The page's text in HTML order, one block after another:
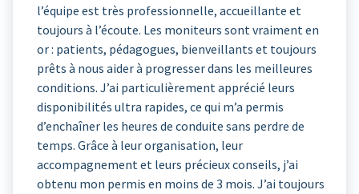
l’équipe est très professionnelle, accueillante et
toujours à l’écoute. Les moniteurs sont vraiment en
or : patients, pédagogues, bienveillants et toujours
prêts à nous aider à progresser dans les meilleures
conditions. J’ai particulièrement apprécié leurs
disponibilités ultra rapides, ce qui m’a permis
d’enchaîner les heures de conduite sans perdre de
temps. Grâce à leur organisation, leur
accompagnement et leurs précieux conseils, j’ai
obtenu mon permis en moins de 3 mois. J’ai toujours